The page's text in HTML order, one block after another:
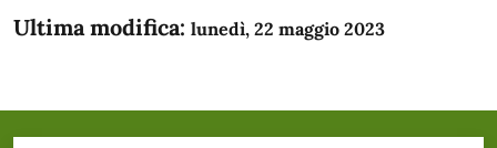
Ultima modifica: lunedì, 22 maggio 2023